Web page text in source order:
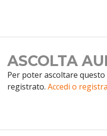
ASCOLTA
Per poter ascoltare
registrato. Accedi o